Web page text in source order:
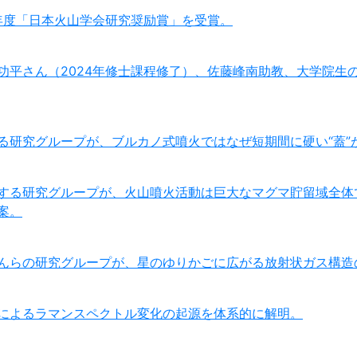
「日本火山学会研究奨励賞」を受賞。
平さん（2024年修士課程修了）、佐藤峰南助教、大学院生
研究グループが、ブルカノ式噴火ではなぜ短期間に硬い“蓋
る研究グループが、火山噴火活動は巨大なマグマ貯留域全
らの研究グループが、星のゆりかごに広がる放射状ガス構
よるラマンスペクトル変化の起源を体系的に解明。